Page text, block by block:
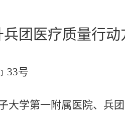
团医疗质量行动
号
大学第一附属医院、兵